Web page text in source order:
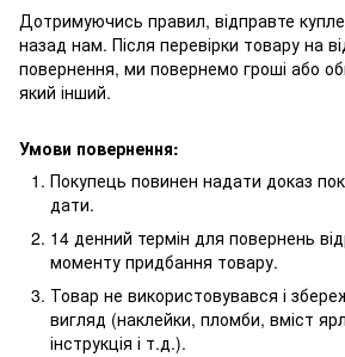
Дотримуючись правил, відправте
назад нам. Після перевірки товару на
повернення, ми повернемо гроші або
який інший.
Умови повернення:
Покупець повинен надати доказ
дати.
14 денний термін для повернень
моменту придбання товару.
Товар не використовувався і
вигляд (наклейки, пломби, вміст
інструкція і т.д.).